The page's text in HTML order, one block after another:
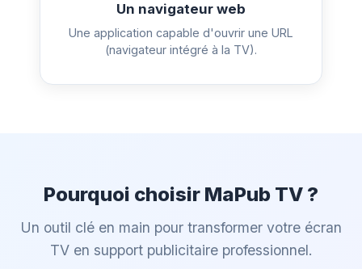
Un navigateur web
Une application capable d'ouvrir une URL
(navigateur intégré à la TV).
Pourquoi choisir MaPub TV ?
Un outil clé en main pour transformer votre écran
TV en support publicitaire professionnel.